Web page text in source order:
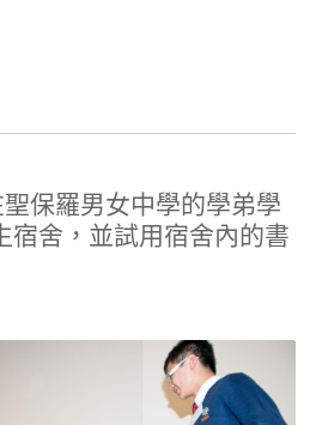
保羅男女中學的學弟學
宿舍，並試用宿舍內的書